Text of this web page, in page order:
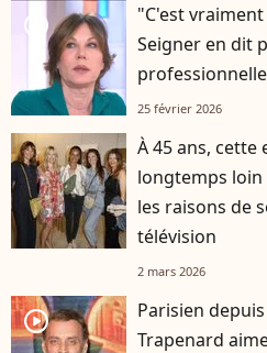
player2
"C'est
Seigner en dit
25 février 2026
À 45 ans, cette
longtemps loin
les raisons de
télévision
2 mars 2026
player2
Parisien
Trapenard